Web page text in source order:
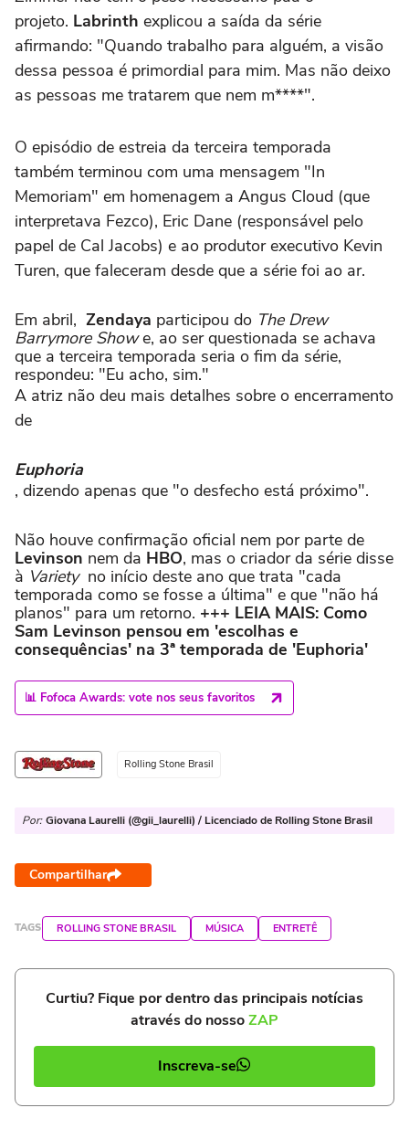
projeto. Labrinth explicou a saída da série
afirmando: "Quando trabalho para alguém, a visão
dessa pessoa é primordial para mim. Mas não deixo
as pessoas me tratarem que nem m****".
O episódio de estreia da terceira temporada
também terminou com uma mensagem "In
Memoriam" em homenagem a Angus Cloud (que
interpretava Fezco), Eric Dane (responsável pelo
papel de Cal Jacobs) e ao produtor executivo Kevin
Turen, que faleceram desde que a série foi ao ar.
Em abril, Zendaya participou do The Drew
Barrymore Show e, ao ser questionada se achava
que a terceira temporada seria o fim da série,
respondeu: "Eu acho, sim."
A atriz não deu mais detalhes sobre o encerramento
de
Euphoria
, dizendo apenas que "o desfecho está próximo".
Não houve confirmação oficial nem por parte de
Levinson nem da HBO, mas o criador da série disse
à Variety no início deste ano que trata "cada
temporada como se fosse a última" e que "não há
planos" para um retorno. +++ LEIA MAIS: Como
Sam Levinson pensou em 'escolhas e
consequências' na 3ª temporada de 'Euphoria'
📊 Fofoca Awards: vote nos seus favoritos
Rolling Stone Brasil
Por: Giovana Laurelli (@gii_laurelli) / Licenciado de Rolling Stone Brasil
Compartilhar
TAGS ROLLING STONE BRASIL MÚSICA ENTRETÊ
Curtiu? Fique por dentro das principais notícias
através do nossoZAP
Inscreva-se